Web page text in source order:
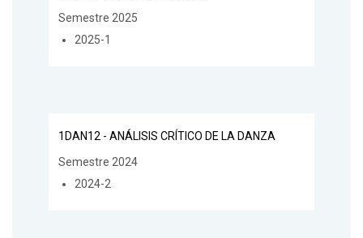
Semestre 2025
2025-1
1DAN12 - ANÁLISIS CRÍTICO DE LA DANZA
Semestre 2024
2024-2